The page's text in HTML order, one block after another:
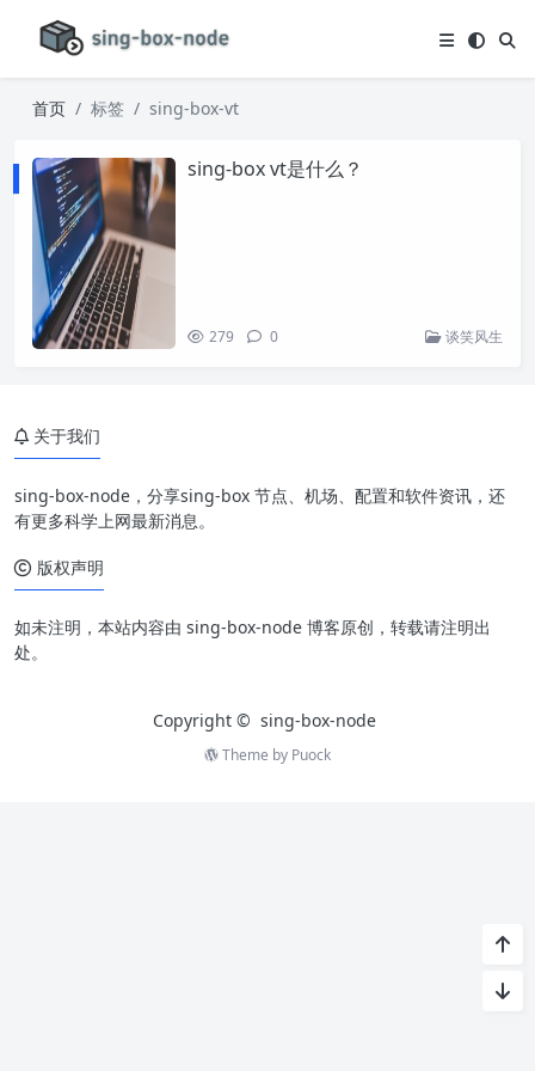
首页 标签 sing-box-vt
sing-box vt是什么？
279 0 谈笑风生
关于我们
sing-box-node，分享sing-box 节点、机场、配置和软件资讯，还
有更多科学上网最新消息。
版权声明
如未注明，本站内容由 sing-box-node 博客原创，转载请注明出
处。
Copyright © sing-box-node
Theme by Puock